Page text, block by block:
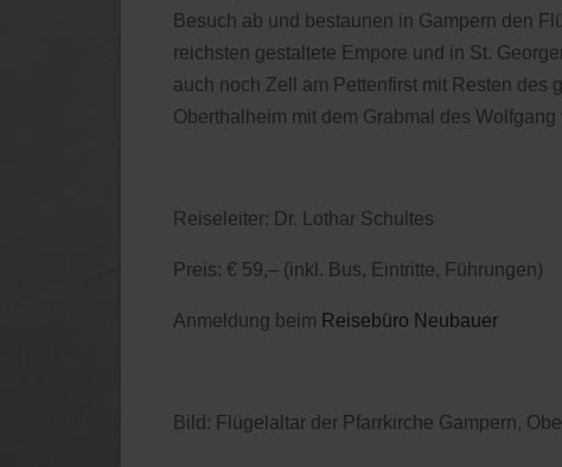
Besuch ab und bestaunen in Gampern den
reichsten gestaltete Empore und in St.
auch noch Zell am Pettenfirst mit Resten des
Oberthalheim mit dem Grabmal des
Reiseleiter: Dr. Lothar Schultes
Preis: € 59,– (inkl. Bus, Eintritte, Führungen)
Anmeldung beim Reisebüro Neubauer
Bild: Flügelaltar der Pfarrkirche Gampern,